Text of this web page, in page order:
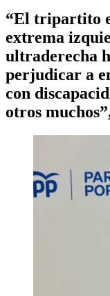
“El tripartito
extrema
ultraderecha
perjudicar a
con
otros